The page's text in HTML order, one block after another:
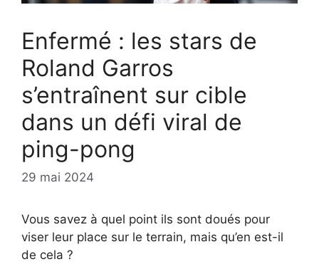
Enfermé : les stars de
Roland Garros
s’entraînent sur cible
dans un défi viral de
ping-pong
29 mai 2024
Vous savez à quel point ils sont doués pour
viser leur place sur le terrain, mais qu’en est-il
de cela ?